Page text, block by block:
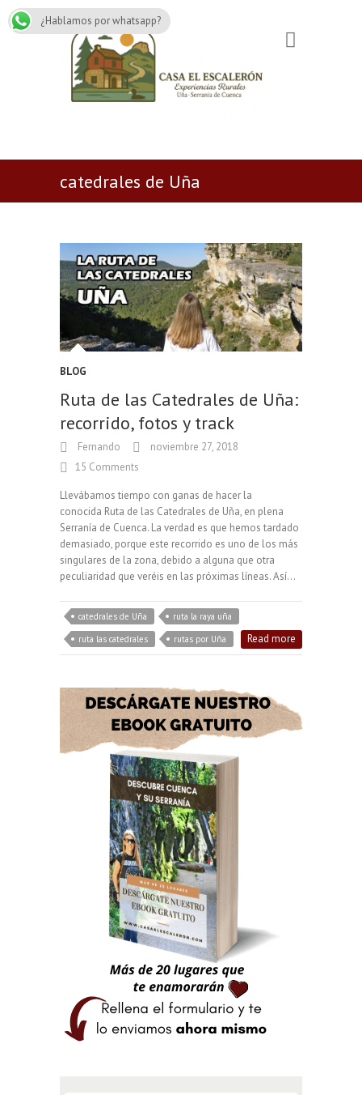
catedrales de Uña
BLOG
Ruta de las Catedrales de Uña:
recorrido, fotos y track
Fernando
noviembre 27, 2018
15 Comments
Llevábamos tiempo con ganas de hacer la
conocida Ruta de las Catedrales de Uña, en plena
Serranía de Cuenca. La verdad es que hemos tardado
demasiado, porque este recorrido es uno de los más
singulares de la zona, debido a alguna que otra
peculiaridad que veréis en las próximas líneas. Así…
catedrales de Uña
ruta la raya uña
ruta las catedrales
rutas por Uña Read more
¿Hablamos por whatsapp?